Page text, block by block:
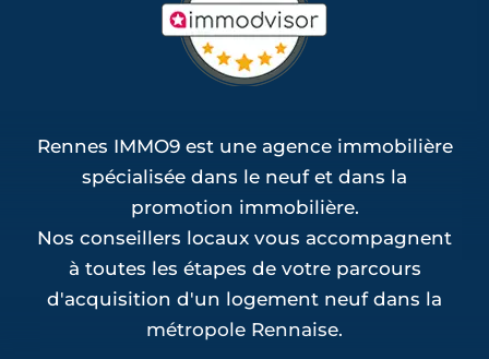
Rennes IMMO9 est une agence immobilière
spécialisée dans le neuf et dans la
promotion immobilière.
Nos conseillers locaux vous accompagnent
à toutes les étapes de votre parcours
d'acquisition d'un logement neuf dans la
métropole Rennaise.